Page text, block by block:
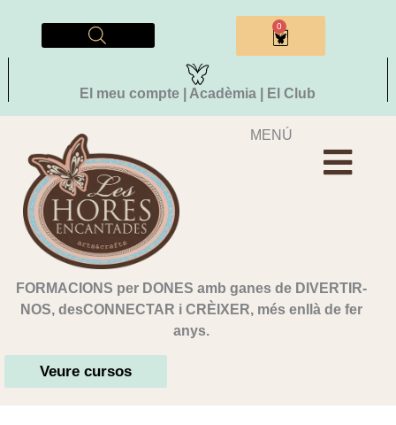
El meu compte | Acadèmia | El Club
0
Cistella
FORMACIONS per DONES amb ganes de DIVERTIR-
NOS, desCONNECTAR i CRÈIXER, més enllà de fer
anys.
Veure cursos
MENÚ